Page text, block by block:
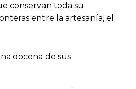
conservan toda su
entre la artesanía, el
docena de sus